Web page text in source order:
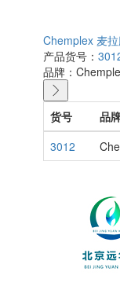
Chemplex 麦拉
产品货号：
品牌：
货号 品
3012